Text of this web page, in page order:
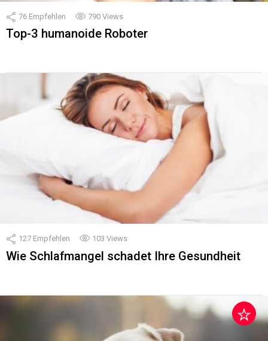
76 Empfehlen 790 Views
Top-3 humanoide Roboter
127 Empfehlen 103 Views
Wie Schlafmangel schadet Ihre Gesundheit